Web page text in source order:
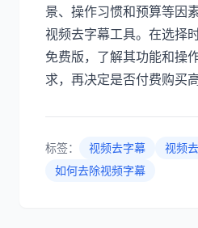
景、操作习惯和预算等因
视频去字幕工具。在选择
免费版，了解其功能和操
求，再决定是否付费购买
标签： 视频去字幕 视频
如何去除视频字幕